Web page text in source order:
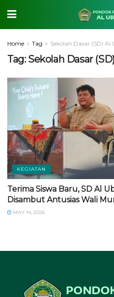
Home Tag Sekolah Dasar (SD) Al
Tag: Sekolah Dasar
KEGIATAN
Terima Siswa Baru, SD Al
Disambut Antusias Wali
MAY 14, 2026